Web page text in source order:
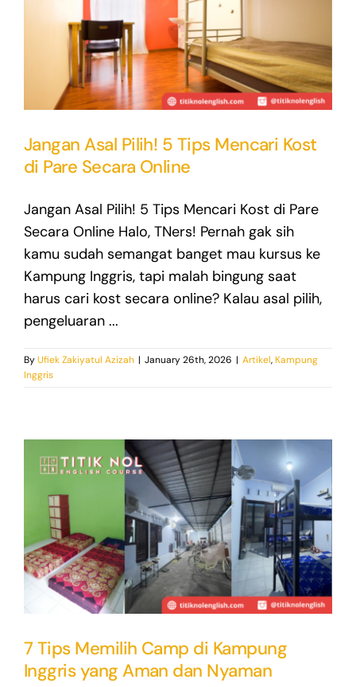
Jangan Asal Pilih! 5 Tips Mencari Kost
di Pare Secara Online
Jangan Asal Pilih! 5 Tips Mencari Kost di Pare
Secara Online Halo, TNers! Pernah gak sih
kamu sudah semangat banget mau kursus ke
Kampung Inggris, tapi malah bingung saat
harus cari kost secara online? Kalau asal pilih,
pengeluaran ...
ByUfiek Zakiyatul Azizah | January 26th, 2026 | Artikel, Kampung
Inggris
7 Tips Memilih Camp di Kampung
Inggris yang Aman dan Nyaman